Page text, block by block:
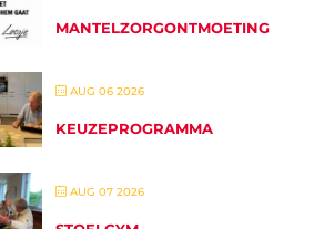
MANTELZORGONTMOETING
AUG 06 2026
KEUZEPROGRAMMA
AUG 07 2026